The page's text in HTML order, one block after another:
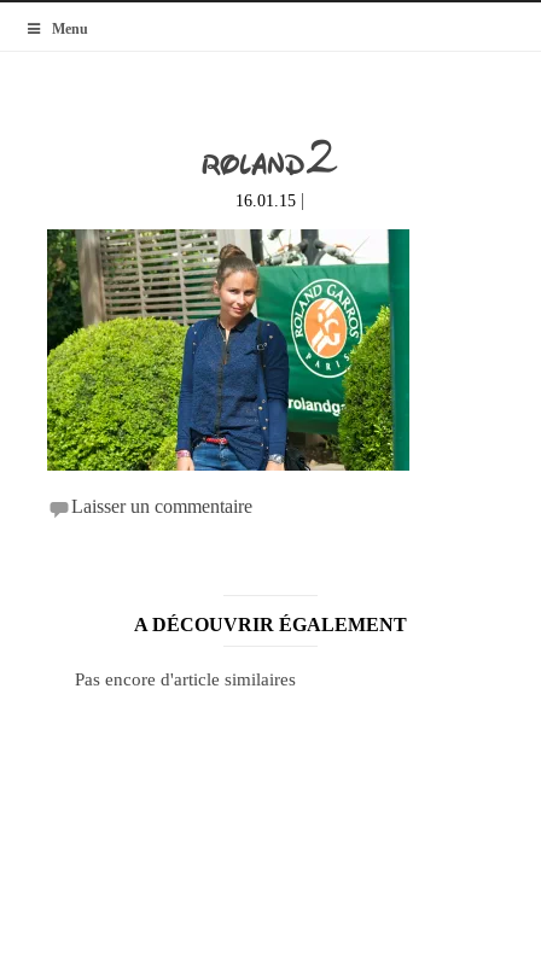
Menu
MyBlogMode
roland2
16.01.15 |
Laisser un commentaire
A DÉCOUVRIR ÉGALEMENT
Pas encore d'article similaires